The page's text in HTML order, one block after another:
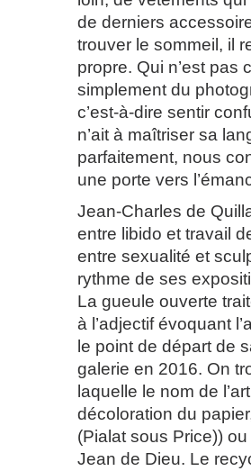
de derniers
trouver le sommeil, il
propre. Qui n’est pas
simplement du
c’est-à-dire sentir
n’ait à maîtriser sa
parfaitement, nous
une porte vers
Jean-Charles de
entre libido et travail
entre sexualité et
rythme de ses
La gueule ouverte
à l’adjectif évoquant
le point de départ de
galerie en 2016. On
laquelle le nom de
décoloration du
(Pialat sous Price))
Jean de Dieu. Le